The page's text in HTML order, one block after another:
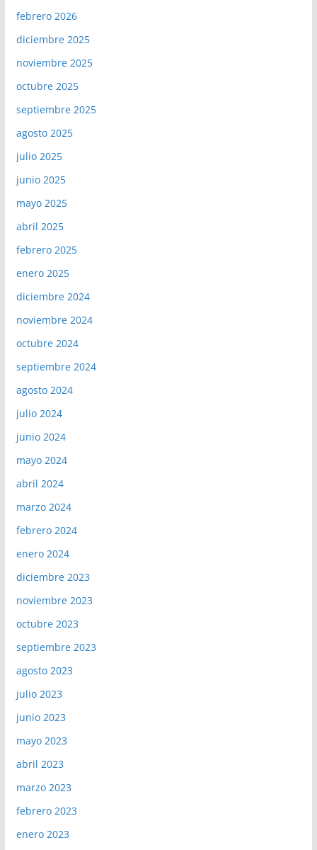
febrero 2026
diciembre 2025
noviembre 2025
octubre 2025
septiembre 2025
agosto 2025
julio 2025
junio 2025
mayo 2025
abril 2025
febrero 2025
enero 2025
diciembre 2024
noviembre 2024
octubre 2024
septiembre 2024
agosto 2024
julio 2024
junio 2024
mayo 2024
abril 2024
marzo 2024
febrero 2024
enero 2024
diciembre 2023
noviembre 2023
octubre 2023
septiembre 2023
agosto 2023
julio 2023
junio 2023
mayo 2023
abril 2023
marzo 2023
febrero 2023
enero 2023